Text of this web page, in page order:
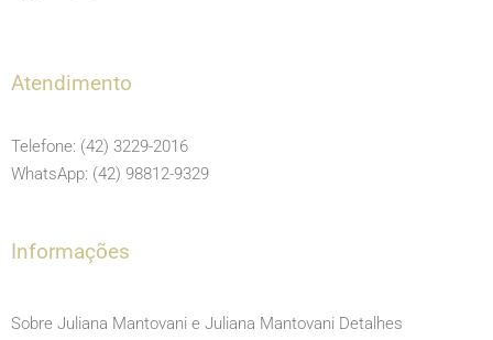
e
o
o
t
g
r
m
b
e
Atendimento
Telefone: (42) 3229-2016
WhatsApp: (42) 98812-9329
Informações
Sobre Juliana Mantovani e Juliana Mantovani Detalhes